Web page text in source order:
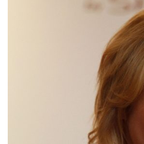
Contenido Patrocinado